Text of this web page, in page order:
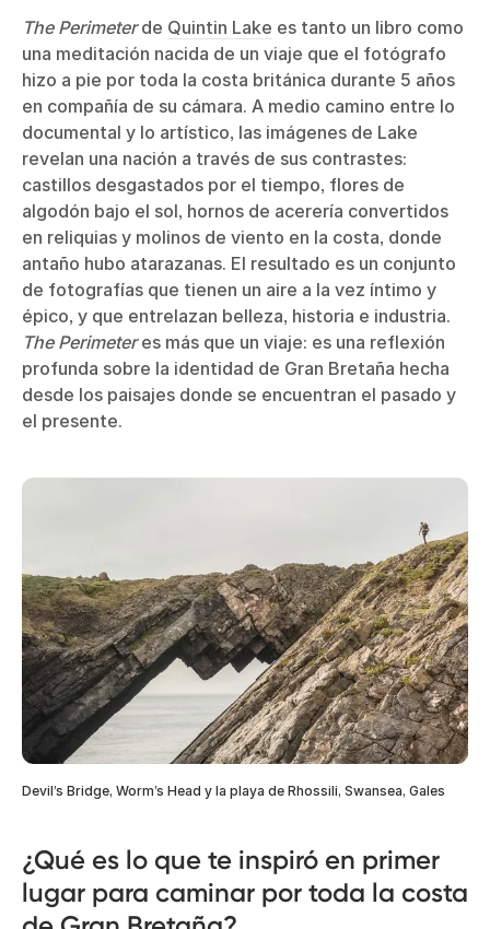
The Perimeterde Quintin Lake es tanto un libro como
una meditación nacida de un viaje que el fotógrafo
hizo a pie por toda la costa británica durante 5 años
en compañía de su cámara. A medio camino entre lo
documental y lo artístico, las imágenes de Lake
revelan una nación a través de sus contrastes:
castillos desgastados por el tiempo, flores de
algodón bajo el sol, hornos de acerería convertidos
en reliquias y molinos de viento en la costa, donde
antaño hubo atarazanas. El resultado es un conjunto
de fotografías que tienen un aire a la vez íntimo y
épico, y que entrelazan belleza, historia e industria.
The Perimeteres más que un viaje: es una reflexión
profunda sobre la identidad de Gran Bretaña hecha
desde los paisajes donde se encuentran el pasado y
el presente.
Devil’s Bridge, Worm’s Head y la playa de Rhossili, Swansea, Gales
¿Qué es lo que te inspiró en primer
lugar para caminar por toda la costa